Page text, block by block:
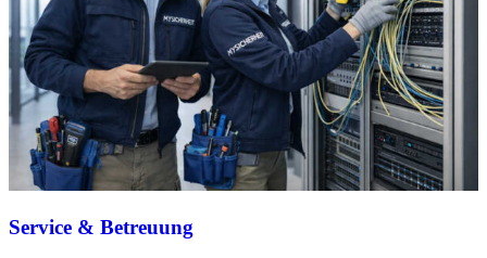
Service & Betreuung